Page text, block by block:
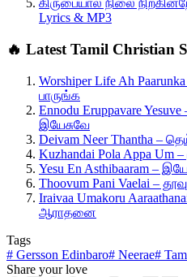
கிருபையால் நிலை
Lyrics & MP3
🔥 Latest Tamil Christian
Worshiper Life Ah
பாருங்க
Ennodu Eruppavare
இயேசுவே
Deivam Neer Thantha –
Kuzhandai Pola Appa
Yesu En Asthibaaram –
Thoovum Pani Vaelai –
Iraivaa Umakoru
ஆராதனை
Tags
# Gersson Edinbaro# Neerae#
Share your love